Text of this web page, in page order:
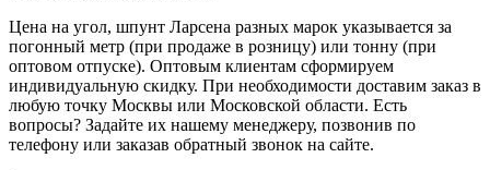
Цена на угол, шпунт Ларсена разных марок указывается за
погонный метр (при продаже в розницу) или тонну (при
оптовом отпуске). Оптовым клиентам сформируем
индивидуальную скидку. При необходимости доставим заказ в
любую точку Москвы или Московской области. Есть
вопросы? Задайте их нашему менеджеру, позвонив по
телефону или заказав обратный звонок на сайте.